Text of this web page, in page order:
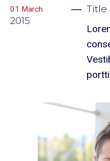
01 March
2015
Title